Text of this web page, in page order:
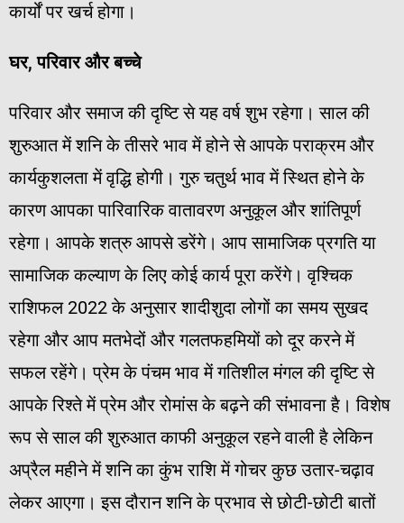
कार्यों पर खर्च होगा।
घर,परिवार और बच्चे
परिवार और समाज की दृष्टि से यह वर्ष शुभ रहेगा। साल की
शुरुआत में शनि के तीसरे भाव में होने से आपके पराक्रम और
कार्यकुशलता में वृद्धि होगी। गुरु चतुर्थ भाव में स्थित होने के
कारण आपका पारिवारिक वातावरण अनुकूल और शांतिपूर्ण
रहेगा। आपके शत्रु आपसे डरेंगे। आप सामाजिक प्रगति या
सामाजिक कल्याण के लिए कोई कार्य पूरा करेंगे। वृश्चिक
राशिफल 2022 के अनुसार शादीशुदा लोगों का समय सुखद
रहेगा और आप मतभेदों और गलतफहमियों को दूर करने में
सफल रहेंगे। प्रेम के पंचम भाव में गतिशील मंगल की दृष्टि से
आपके रिश्ते में प्रेम और रोमांस के बढ़ने की संभावना है। विशेष
रूप से साल की शुरुआत काफी अनुकूल रहने वाली है लेकिन
अप्रैल महीने में शनि का कुंभ राशि में गोचर कुछ उतार-चढ़ाव
लेकर आएगा। इस दौरान शनि के प्रभाव से छोटी-छोटी बातों